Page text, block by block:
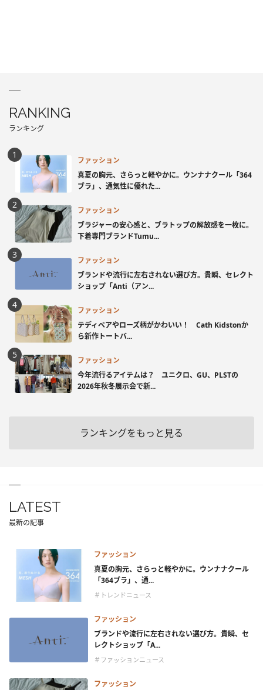
RANKING
ランキング
ファッション
真夏の胸元、さらっと軽やかに。ウンナナクール「364
ブラ」、通気性に優れた...
ファッション
ブラジャーの安心感と、ブラトップの解放感を一枚に。
下着専門ブランドTumu...
ファッション
ブランドや流行に左右されない選び方。貴瞬、セレクト
ショップ「Anti（アン...
ファッション
テディベアやローズ柄がかわいい！ Cath Kidstonか
ら新作トートバ...
ファッション
今年流行るアイテムは？ ユニクロ、GU、PLSTの
2026年秋冬展示会で新...
ランキングをもっと見る
LATEST
最新の記事
ファッション
真夏の胸元、さらっと軽やかに。ウンナナクール
「364ブラ」、通...
＃トレンドニュース
ファッション
ブランドや流行に左右されない選び方。貴瞬、セ
レクトショップ「A...
＃ファッションニュース
ファッション